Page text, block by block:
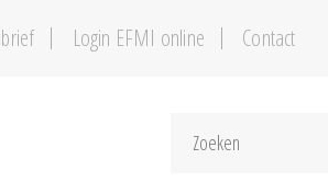
Login EFMI online Contact